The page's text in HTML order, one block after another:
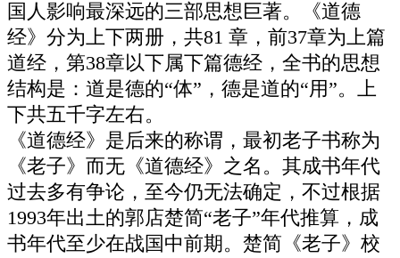
国人影响最深远的三部思想巨著。《道德
经》分为上下两册，共81 章，前37章为上篇
道经，第38章以下属下篇德经，全书的思想
结构是：道是德的“体”，德是道的“用”。上
下共五千字左右。
《道德经》是后来的称谓，最初老子书称为
《老子》而无《道德经》之名。其成书年代
过去多有争论，至今仍无法确定，不过根据
1993年出土的郭店楚简“老子”年代推算，成
书年代至少在战国中前期。楚简《老子》校